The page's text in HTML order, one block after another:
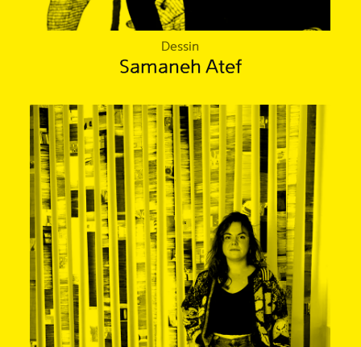
Dessin
Samaneh Atef